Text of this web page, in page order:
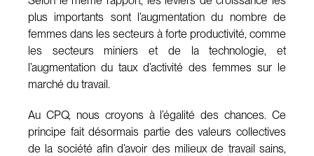
plus importants sont l’augmentation du nombre de
femmes dans les secteurs à forte productivité, comme
les secteurs miniers et de la technologie, et
l’augmentation du taux d’activité des femmes sur le
marché du travail.
Au CPQ, nous croyons à l’égalité des chances. Ce
principe fait désormais partie des valeurs collectives
de la société afin d’avoir des milieux de travail sains,